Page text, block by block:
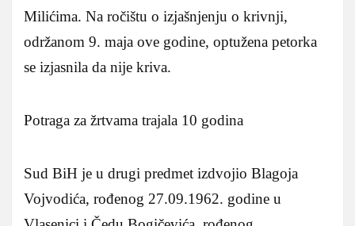
Milićima. Na ročištu o izjašnjenju o krivnji,
održanom 9. maja ove godine, optužena petorka
se izjasnila da nije kriva.
Potraga za žrtvama trajala 10 godina
Sud BiH je u drugi predmet izdvojio Blagoja
Vojvodića, rođenog 27.09.1962. godine u